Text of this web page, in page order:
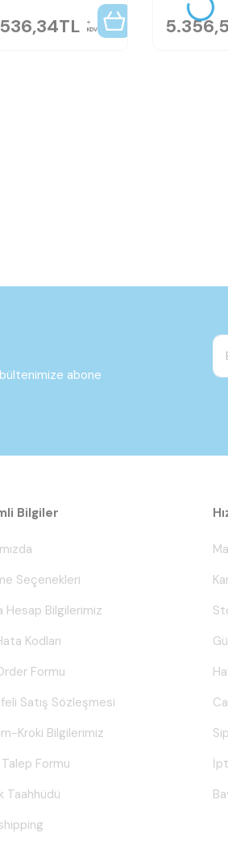
TL KDV
abone
Bilgiler
Seçenekleri
Hesap Bilgilerimiz
Kodları
Formu
Satış Sözleşmesi
Kroki Bilgilerimiz
Talep Formu
Taahhüdü